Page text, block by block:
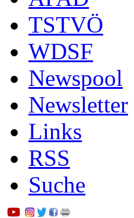
TSTVÖ
WDSF
Newspool
Newsletter
Links
RSS
Suche